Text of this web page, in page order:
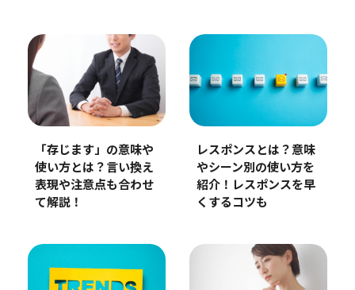
「存じます」の意味や
使い方とは？言い換え
表現や注意点も合わせ
て解説！
レスポンスとは？意味
やシーン別の使い方を
紹介！レスポンスを早
くするコツも